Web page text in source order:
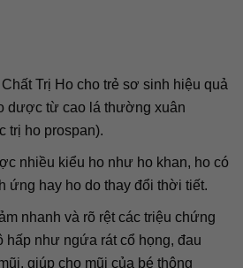
Chất Trị Ho cho trẻ sơ sinh hiệu quả
dược từ cao lá thường xuân
trị ho prospan).
nhiều kiểu ho như ho khan, ho có
ứng hay ho do thay đổi thời tiết.
nhanh và rõ rệt các triệu chứng
hấp như ngứa rát cổ họng, đau
giúp cho mũi của bé thông